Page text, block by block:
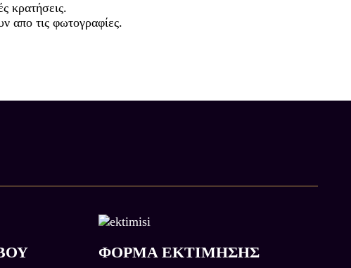
κρατήσεις.
απο τις φωτογραφίες.
ΦΟΡΜΑ ΕΚΤΙΜΗΣΗΣ